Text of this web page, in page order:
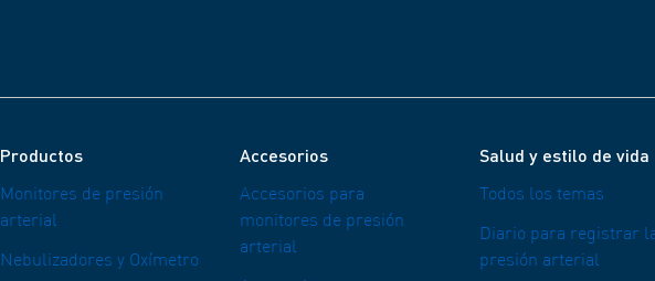
Productos
Monitores de presión
arterial
Nebulizadores y Oxímetro
Accesorios
Accesorios para
monitores de presión
arterial
Salud y estilo de vida
Todos los temas
Diario para registrar
presión arterial